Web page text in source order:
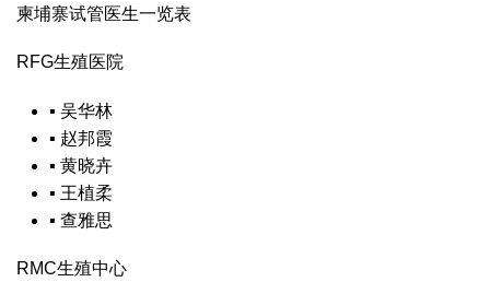
柬埔寨试管医生一览表
RFG生殖医院
▪ 吴华林
▪ 赵邦霞
▪ 黄晓卉
▪ 王植柔
▪ 查雅思
RMC生殖中心